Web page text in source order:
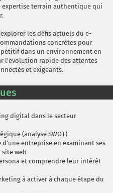
expertise terrain authentique qui
les défis actuels du e-
concrètes pour
dans un environnement en
l'évolution rapide des attentes
et exigeants.
digital dans le secteur
(analyse SWOT)
entreprise en examinant ses
site web
et comprendre leur intérêt
à activer à chaque étape du